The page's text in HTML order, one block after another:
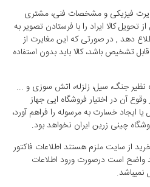
فیزیکی و مشخصات فنی، مشتری
ساعت پس از تحویل کالا ایراد را با فرستادن تصویر به
دهد , در صورتی که این مغایرت از
تشخیص باشد، کالا باید بدون استفاده
نظیر جنگ، سیل، زلزله، اتش سوزی و ...
آن در اختیار فروشگاه ایی جهاز
ایجاد خسارت به مرسوله را فراهم آورد،
چینی زرین ایران نخواهد بود.
از سایت ملزم هستند اطلاعات فاکتور
واضح است درصورت ورود اطلاعات